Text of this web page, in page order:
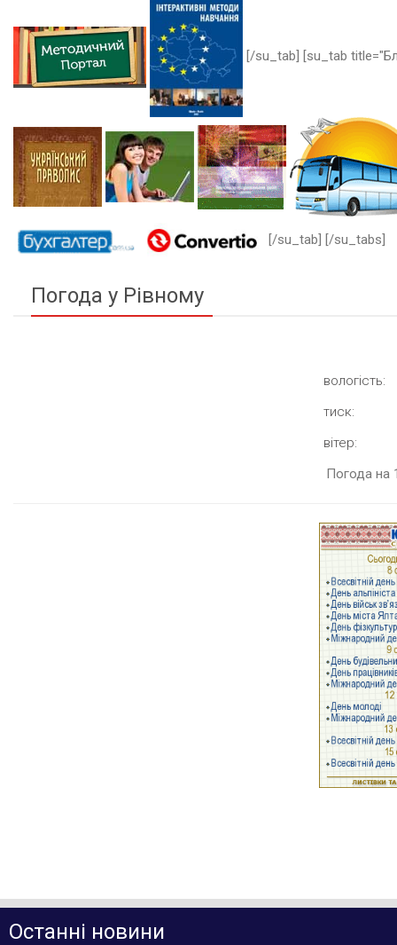
[/su_tab] [su_tab
[/su_tab] [/su_tabs]
Погода у Рівному
вологість:
тиск:
вітер:
Погода на
Останні новини